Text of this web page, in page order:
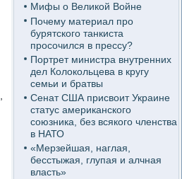
Мифы о Великой Войне
Почему материал про
бурятского танкиста
просочился в прессу?
Портрет министра внутренних
дел Колокольцева в кругу
семьи и братвы
Сенат США присвоит Украине
статус американского
союзника, без всякого членства
в НАТО
«Мерзейшая, наглая,
бесстыжая, глупая и алчная
власть»